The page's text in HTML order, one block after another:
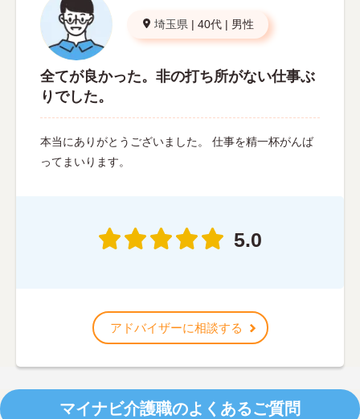
埼玉県 | 40代 | 男性
全てが良かった。非の打ち所がない仕事ぶ
りでした。
本当にありがとうございました。 仕事を精一杯がんば
ってまいります。
5.0
アドバイザーに相談する
マイナビ介護職のよくあるご質問